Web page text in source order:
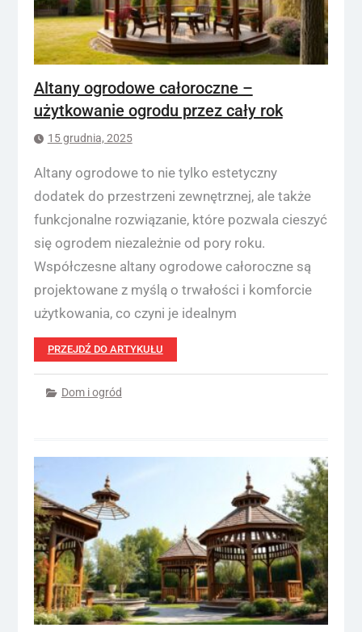
Altany ogrodowe całoroczne –
użytkowanie ogrodu przez cały rok
15 grudnia, 2025
Altany ogrodowe to nie tylko estetyczny
dodatek do przestrzeni zewnętrznej, ale także
funkcjonalne rozwiązanie, które pozwala cieszyć
się ogrodem niezależnie od pory roku.
Współczesne altany ogrodowe całoroczne są
projektowane z myślą o trwałości i komforcie
użytkowania, co czyni je idealnym
PRZEJDŹ DO ARTYKUŁU
Dom i ogród